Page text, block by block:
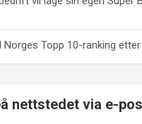
Norges Topp 10-ranking
nettstedet via e-